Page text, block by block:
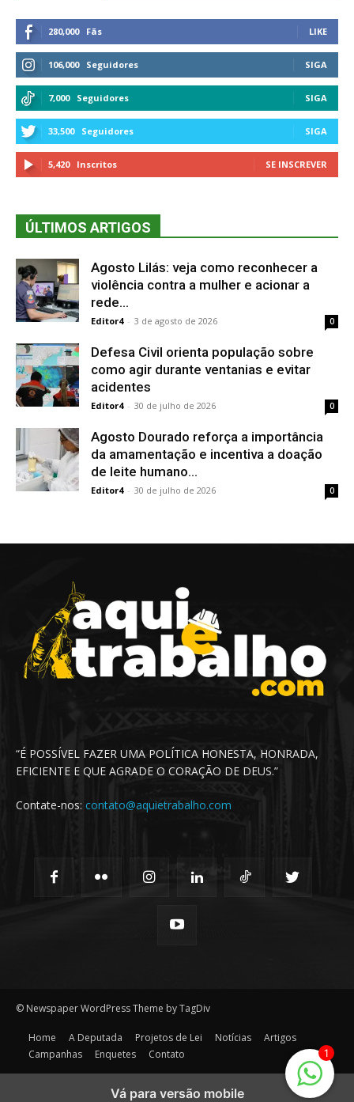
280,000 Fãs LIKE
106,000 Seguidores SIGA
7,000 Seguidores SIGA
33,500 Seguidores SIGA
5,420 Inscritos SE INSCREVER
ÚLTIMOS ARTIGOS
Agosto Lilás: veja como reconhecer a
violência contra a mulher e acionar a
rede...
Editor4 - 3 de agosto de 2026 0
Defesa Civil orienta população sobre
como agir durante ventanias e evitar
acidentes
Editor4 - 30 de julho de 2026 0
Agosto Dourado reforça a importância
da amamentação e incentiva a doação
de leite humano...
Editor4 - 30 de julho de 2026 0
“É POSSÍVEL FAZER UMA POLÍTICA HONESTA, HONRADA,
EFICIENTE E QUE AGRADE O CORAÇÃO DE DEUS.”
Contate-nos: contato@aquietrabalho.com
© Newspaper WordPress Theme by TagDiv
Home A Deputada Projetos de Lei Notícias
Artigos
Campanhas
Enquetes Contato 1
Vá para versão mobile